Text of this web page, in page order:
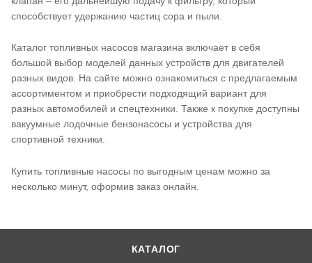
способствует удержанию частиц сора и пыли.
Каталог топливных насосов магазина включает в себя
большой выбор моделей данных устройств для двигателей
разных видов. На сайте можно ознакомиться с предлагаемым
ассортиментом и приобрести подходящий вариант для
разных автомобилей и спецтехники. Также к покупке доступны
вакуумные лодочные бензонасосы и устройства для
спортивной техники.
Купить топливные насосы по выгодным ценам можно за
несколько минут, оформив заказ онлайн.
КАТАЛОГ